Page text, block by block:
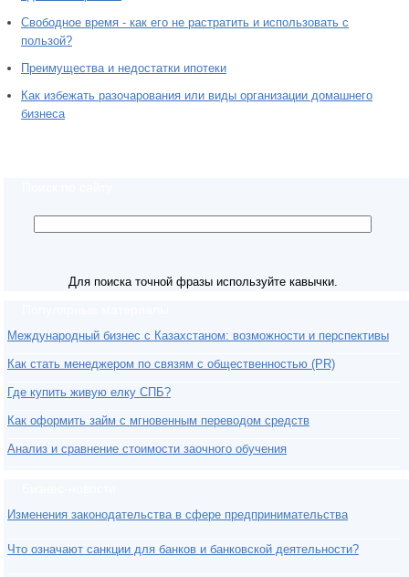
Свободное время - как его не растратить и использовать с
пользой?
Преимущества и недостатки ипотеки
Как избежать разочарования или виды организации домашнего
бизнеса
Для поиска точной фразы используйте кавычки.
Международный бизнес с Казахстаном: возможности и перспективы
Как стать менеджером по связям с общественностью (PR)
Где купить живую елку СПБ?
Как оформить займ с мгновенным переводом средств
Анализ и сравнение стоимости заочного обучения
Изменения законодательства в сфере предпринимательства
Что означают санкции для банков и банковской деятельности?